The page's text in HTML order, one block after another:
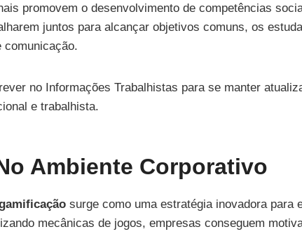
promovem o desenvolvimento de competências
juntos para alcançar objetivos comuns, os
comunicação.
no Informações Trabalhistas para se manter
e trabalhista.
Ambiente Corporativo
surge como uma estratégia inovadora para
mecânicas de jogos, empresas conseguem